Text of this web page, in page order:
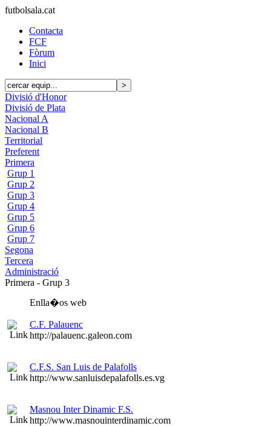
futbolsala.cat
Contacta
FCF
Fòrum
Inici
Divisió d'Honor
Divisió de Plata
Nacional A
Nacional B
Territorial
Preferent
Primera
Grup 1
Grup 2
Grup 3
Grup 4
Grup 5
Grup 6
Grup 7
Segona
Tercera
Administració
Primera - Grup 3
Enlla�os web
C.F. Palauenc
http://palauenc.galeon.com
C.F.S. San Luis de Palafolls
http://www.sanluisdepalafolls.es.vg
Masnou Inter Dinamic F.S.
http://www.masnouinterdinamic.com